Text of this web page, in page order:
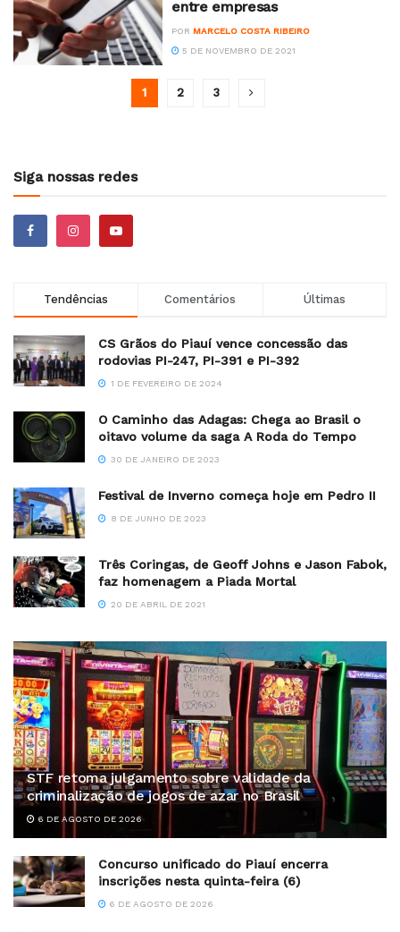
entre empresas
POR MARCELO COSTA RIBEIRO
5 DE NOVEMBRO DE 2021
1 2 3
Siga nossas redes
Tendências Comentários Últimas
CS Grãos do Piauí vence concessão das
rodovias PI-247, PI-391 e PI-392
1 DE FEVEREIRO DE 2024
O Caminho das Adagas: Chega ao Brasil o
oitavo volume da saga A Roda do Tempo
30 DE JANEIRO DE 2023
Festival de Inverno começa hoje em Pedro II
8 DE JUNHO DE 2023
Três Coringas, de Geoff Johns e Jason Fabok,
faz homenagem a Piada Mortal
20 DE ABRIL DE 2021
STF retoma julgamento sobre validade da
criminalização de jogos de azar no Brasil
6 DE AGOSTO DE 2026
Concurso unificado do Piauí encerra
inscrições nesta quinta-feira (6)
6 DE AGOSTO DE 2026